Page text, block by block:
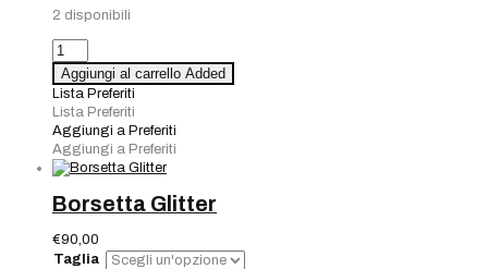
2 disponibili
Borsetta
Nera
perline
nero
e
oro
quantità
Aggiungi al carrello Added
Lista Preferiti
Lista Preferiti
Aggiungi a Preferiti
Aggiungi a Preferiti
Borsetta Glitter
€90,00
Taglia